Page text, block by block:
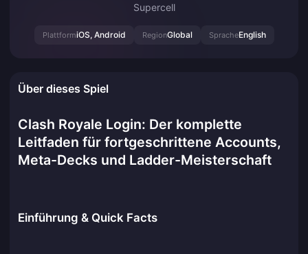
Supercell
PlattformiOS, Android RegionGlobal SpracheEnglish
Über dieses Spiel
Clash Royale Login: Der komplette
Leitfaden für fortgeschrittene Accounts,
Meta-Decks und Ladder-Meisterschaft
Einführung & Quick Facts